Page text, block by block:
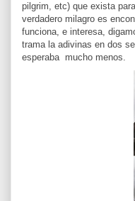
pilgrim, etc) que exista
verdadero milagro es
funciona, e interesa,
trama la adivinas en dos
esperaba mucho menos.